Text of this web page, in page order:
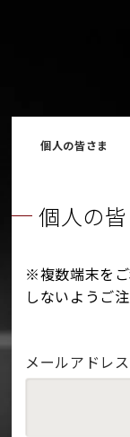
個人の皆さま
個人の
※複数端末を
しないようご
メールアドレス